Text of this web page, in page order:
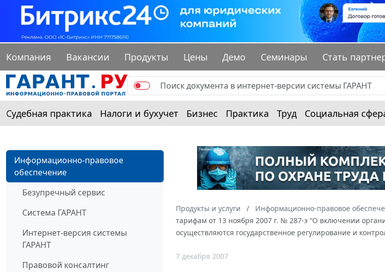
Компания Вакансии Продукты Цены Демо Семинары Стать
Судебная практика Налоги и бухучет Бизнес Практика Труд Социальная
Информационно-правовое
обеспечение
Безупречный сервис
Система ГАРАНТ
Интернет-версия системы
ГАРАНТ
Правовой консалтинг
Продукты и услуги Информационно-правовое
тарифам от 13 ноября 2007 г. № 287-э “О включении
осуществляются государственное регулирование и
7 декабря 2007